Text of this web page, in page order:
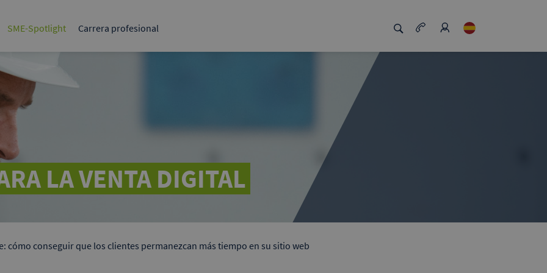
en línea
clientes potenciales en
SME-Spotlight
Carrera profesional
LA VENTA DIGITAL
cómo conseguir que los clientes permanezcan más tiempo en su sitio web